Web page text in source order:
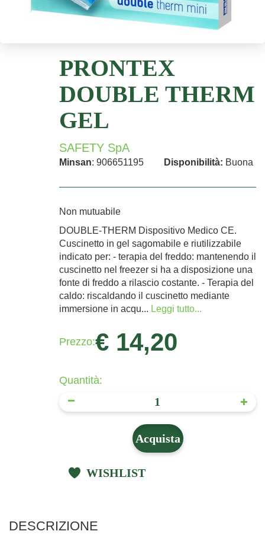
PRONTEX
DOUBLE THERM
GEL
SAFETY SpA
Minsan: 906651195 Disponibilità: Buona
Non mutuabile
DOUBLE-THERM Dispositivo Medico CE.
Cuscinetto in gel sagomabile e riutilizzabile
indicato per: - terapia del freddo: mantenendo il
cuscinetto nel freezer si ha a disposizione una
fonte di freddo a rilascio costante. - Terapia del
caldo: riscaldando il cuscinetto mediante
immersione in acqu... Leggi tutto...
Prezzo:€ 14,20
Quantità:
Acquista
WISHLIST
DESCRIZIONE